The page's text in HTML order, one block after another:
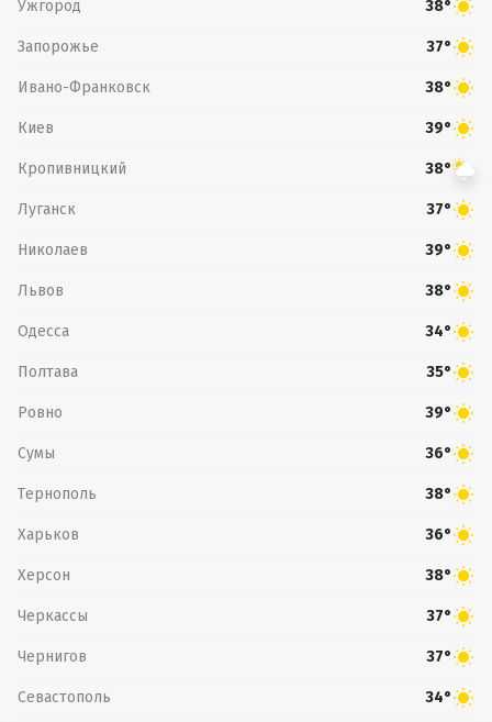
Ужгород 38°
Запорожье 37°
Ивано-Франковск 38°
Киев 39°
Кропивницкий 38°
Луганск 37°
Николаев 39°
Львов 38°
Одесса 34°
Полтава 35°
Ровно 39°
Сумы 36°
Тернополь 38°
Харьков 36°
Херсон 38°
Черкассы 37°
Чернигов 37°
Севастополь 34°